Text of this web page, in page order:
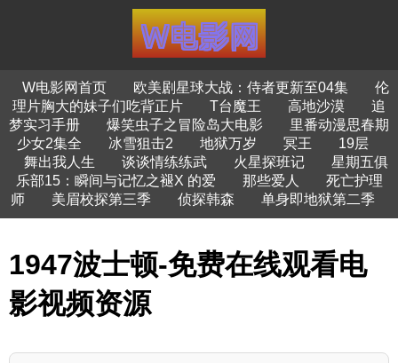
W电影网首页 欧美剧星球大战：侍者更新至04集
伦
理片胸大的妹子们吃背正片
T台魔王 高地沙漠
追
梦实习手册
爆笑虫子之冒险岛大电影
里番动漫思春期
少女2集全
冰雪狙击2 地狱万岁 冥王
19层
舞出我人生
谈谈情练练武 火星探班记
星期五俱
乐部15：瞬间与记忆之褪X 的爱
那些爱人
死亡护理
师
美眉校探第三季 侦探韩森 单身即地狱第二季
1947波士顿-免费在线观看电
影视频资源